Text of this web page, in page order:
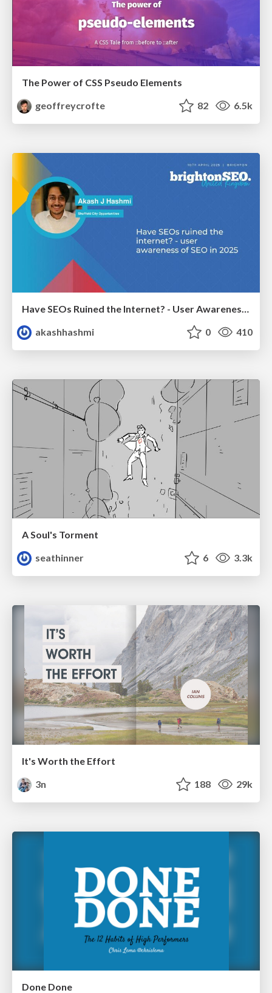
The Power of CSS Pseudo Elements
geoffreycrofte
82 6.5k
Have SEOs Ruined the Internet? - User Awareness of SEO in 2025
akashhashmi
0 410
A Soul's Torment
seathinner
6 3.3k
It's Worth the Effort
3n
188 29k
Done Done